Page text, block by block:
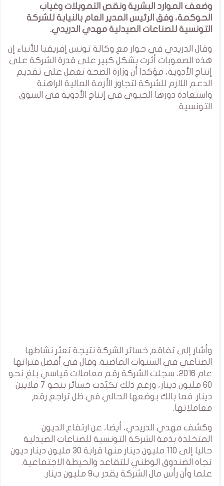
وضعف الموارد البشرية ونقص التمويلات وغياب
الحوكمة، وفق الرئيس المدير العام بالنيابة للشركة
التونسية للصناعات الصيدلية مهدي الدريدي.
وقال الدريدي في حوار مع وكالة تونس إفريقيا للأنباء إن
هذه الصعوبات أثرت بشكل كبير على قدرة الشركة على
إنتاج الأدوية، مؤكدا أن وزارة الصحة تعمل على تقديم
الدعم اللازم للشركة لتجاوز الأزمة المالية الراهنة
واستعادة دورها الحيوي في إنتاج الأدوية في السوق
التونسية.
وأشار إلى تفاقم خسائر الشركة نتيجة تعثر نشاطها
الصناعي في السنوات الماضية. وقال في أفضل فتراتها
عام 2016، سجلت الشركة رقم معاملات قياسي بلغ نحو
60 مليون دينار، ورغم ذلك تكبّدت خسائر بنحو 7 ملايين
دينار. فما بالك بوضعها الحالي في ظل تراجع رقم
معاملاتها.
وكشف مهدي الدريدي، أيضا، عن ارتفاع الديون
المتخلدة بذمة الشركة التونسية للصناعات الصيدلية
حاليا إلى 110 مليون دينار منها قرابة 30 مليون دينار ديون
تجاه الصندوق الوطني للتقاعد والحيطة الاجتماعية.
علما وأن رأس مال الشركة يقدر ب9 مليون دينار.